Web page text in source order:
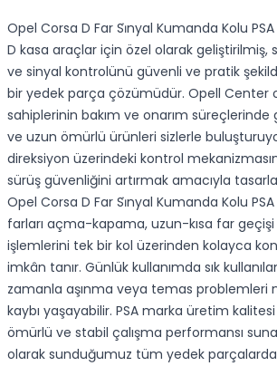
Opel Corsa D Far Si̇nyal Kumanda Kolu
D kasa araçlar için özel olarak geliştirilmiş,
ve sinyal kontrolünü güvenli ve pratik
bir yedek parça çözümüdür. Opell Center
sahiplerinin bakım ve onarım süreçlerinde
ve uzun ömürlü ürünleri sizlerle
direksiyon üzerindeki kontrol
sürüş güvenliğini artırmak amacıyla
Opel Corsa D Far Si̇nyal Kumanda Kolu
farları açma-kapama, uzun-kısa far
işlemlerini tek bir kol üzerinden kolayca
imkân tanır. Günlük kullanımda sık
zamanla aşınma veya temas problemleri
kaybı yaşayabilir. PSA marka üretim
ömürlü ve stabil çalışma performansı
olarak sunduğumuz tüm yedek